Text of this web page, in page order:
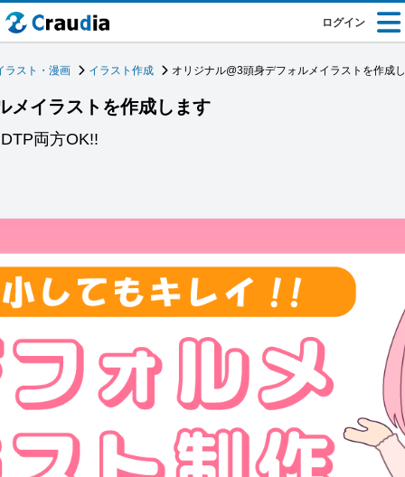
ログイン
ラスト・漫画 イラスト作成 オリジナル@3頭身デフォルメイラストを作成
メイラストを作成します
両方OK!!